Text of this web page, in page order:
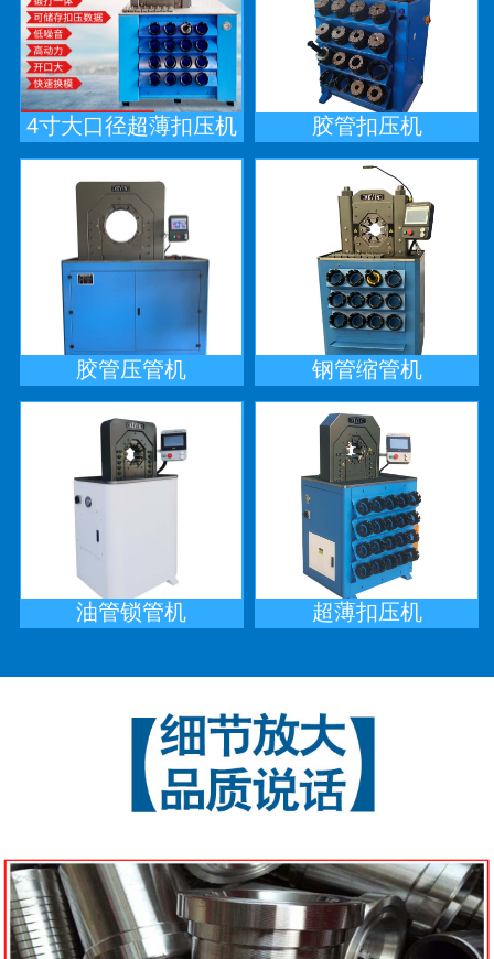
4寸大口径超薄扣压机 胶管扣压机
胶管压管机 钢管缩管机
油管锁管机 超薄扣压机